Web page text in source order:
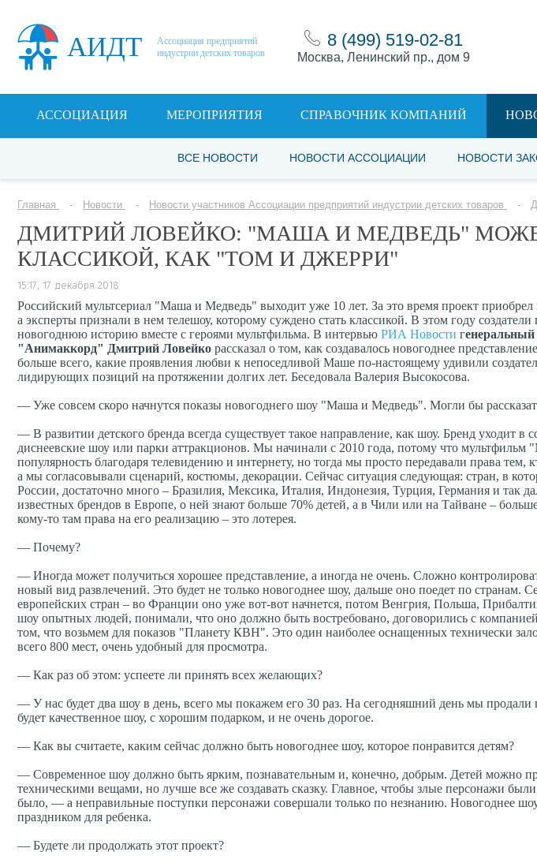
АИДТ
Ассоциация предприятий
индустрии детских товаров
8 (499) 519-02-81
Москва, Ленинский пр., дом 9
АССОЦИАЦИЯ МЕРОПРИЯТИЯ СПРАВОЧНИК КОМПАНИЙ
ВСЕ НОВОСТИ НОВОСТИ АССОЦИАЦИИ НОВОСТИ
Главная Новости Новости участников Ассоциации предприятий индустрии детских товаров
ДМИТРИЙ ЛОВЕЙКО: "МАША И МЕДВЕДЬ"
КЛАССИКОЙ, КАК "ТОМ И ДЖЕРРИ"
15:17, 17 декабря 2018
Российский мультсериал "Маша и Медведь" выходит уже 10 лет. За это время проект
а эксперты признали в нем телешоу, которому суждено стать классикой. В этом году
новогоднюю историю вместе с героями мультфильма. В интервью РИА Новости г
"Анимаккорд" Дмитрий Ловейко рассказал о том, как создавалось новогоднее
больше всего, какие проявления любви к непоседливой Маше по-настоящему удивили
лидирующих позиций на протяжении долгих лет. Беседовала Валерия Высокосова.
— Уже совсем скоро начнутся показы новогоднего шоу "Маша и Медведь". Могли бы
— В развитии детского бренда всегда существует такое направление, как шоу. Бренд уходит
диснеевские шоу или парки аттракционов. Мы начинали с 2010 года, потому что мультфильм
популярность благодаря телевидению и интернету, но тогда мы просто передавали права тем,
а мы согласовывали сценарий, костюмы, декорации. Сейчас ситуация следующая: стран, в
России, достаточно много – Бразилия, Мексика, Италия, Индонезия, Турция, Германия и так
известных брендов в Европе, о ней знают больше 70% детей, а в Чили или на Тайване –
кому-то там права на его реализацию – это лотерея.
— Почему?
— Иногда может получиться хорошее представление, а иногда не очень. Сложно
новый вид развлечений. Это будет не только новогоднее шоу, дальше оно поедет по странам.
европейских стран – во Франции оно уже вот-вот начнется, потом Венгрия, Польша,
шоу опытных людей, понимали, что оно должно быть востребовано, договорились с
том, что возьмем для показов "Планету КВН". Это один наиболее оснащенных технически
всего 800 мест, очень удобный для просмотра.
— Как раз об этом: успеете ли принять всех желающих?
— У нас будет два шоу в день, всего мы покажем его 30 раз. На сегодняшний день мы
будет качественное шоу, с хорошим подарком, и не очень дорогое.
— Как вы считаете, каким сейчас должно быть новогоднее шоу, которое понравится детям?
— Современное шоу должно быть ярким, познавательным и, конечно, добрым. Детей можно
техническими вещами, но лучше все же создавать сказку. Главное, чтобы злые персонажи
было, — а неправильные поступки персонажи совершали только по незнанию. Новогоднее
праздником для ребенка.
— Будете ли продолжать этот проект?